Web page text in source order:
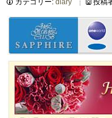
カテゴリー: diary 投稿